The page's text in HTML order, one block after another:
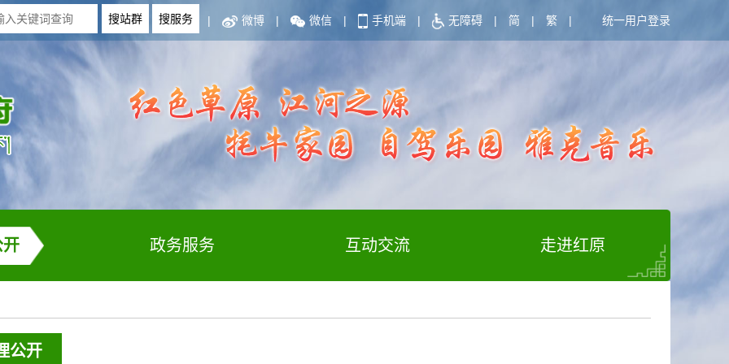
| 微博 | 微信 | 手机端 | 无障碍 | 简 | 繁 | 统一用户登录
开 政务服务 互动交流 走进红原
公开